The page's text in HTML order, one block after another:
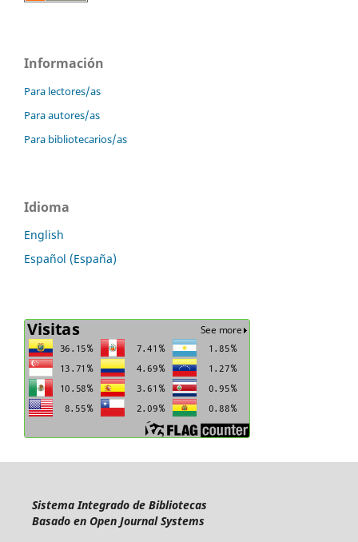
Información
Para lectores/as
Para autores/as
Para bibliotecarios/as
Idioma
English
Español (España)
Sistema Integrado de Bibliotecas
Basado en Open Journal Systems